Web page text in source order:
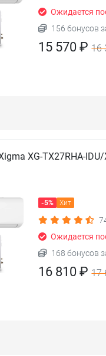
Ожидается
156 бонусов
15 570 ₽16
XG-TX27RHA-IDU/
-5% Хит
Ожидается
168 бонусов
16 810 ₽17